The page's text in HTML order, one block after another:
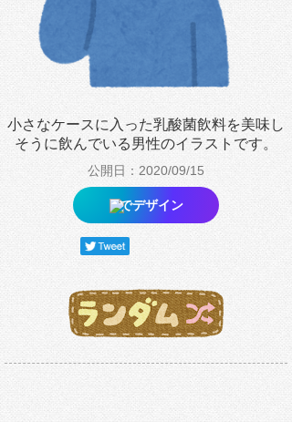
小さなケースに入った乳酸菌飲料を美味し
そうに飲んでいる男性のイラストです。
公開日：2020/09/15
でデザイン